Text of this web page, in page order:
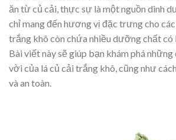
ăn từ củ cải, thực sự là một nguồn dinh
chỉ mang đến hương vị đặc trưng cho các
trắng khô còn chứa nhiều dưỡng chất có
Bài viết này sẽ giúp bạn khám phá
vời của lá củ cải trắng khô, cũng như
và an toàn.